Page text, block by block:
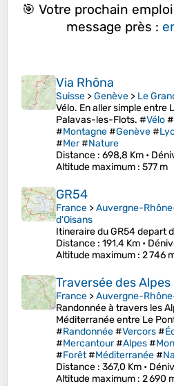
🎯 Votre prochain
message près :
Via Rhôna
Suisse >Genève > Le
Vélo. En aller simple entre
Palavas-les-Flots. #Vélo#
#Montagne#Genève#
#Mer#Nature
Distance : 698,8 Km •
Altitude maximum : 577 m
GR54
France >Auvergne-
d'Oisans
Itineraire du GR54 depart
Distance : 191,4 Km •
Altitude maximum : 2 746
Traversée des
France >Auvergne-
Randonnée à travers les
Méditerranée entre Le
#Randonnée#Vercors#
#Mercantour#Alpes#
#Forêt#Méditerranée#
Distance : 367,0 Km •
Altitude maximum : 2 690